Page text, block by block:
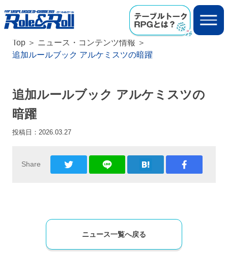
Top
ニュース・コンテンツ情報
追加ルールブック アルケミスツの暗躍
追加ルールブック アルケミスツの
暗躍
投稿日： 2026.03.27
Share
ニュース一覧へ戻る